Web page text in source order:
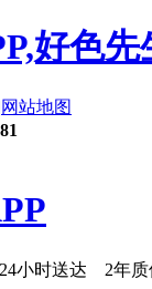
好色
网站地图
小时送达 2年质